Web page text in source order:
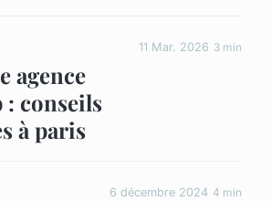
agence
: conseils
à paris
11 Mar. 2026 3 min
6 décembre 2024 4 min